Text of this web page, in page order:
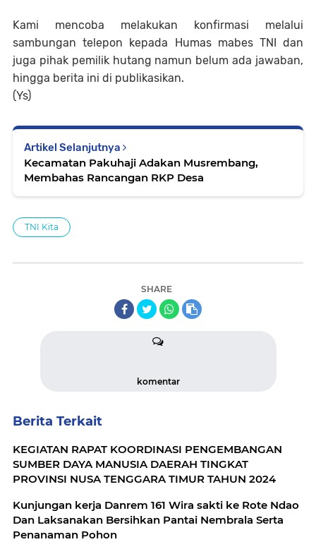
Kami mencoba melakukan konfirmasi melalui
sambungan telepon kepada Humas mabes TNI dan
juga pihak pemilik hutang namun belum ada jawaban,
hingga berita ini di publikasikan.
(Ys)
Artikel Selanjutnya
Kecamatan Pakuhaji Adakan Musrembang,
Membahas Rancangan RKP Desa
TNI Kita
SHARE
komentar
Berita Terkait
KEGIATAN RAPAT KOORDINASI PENGEMBANGAN
SUMBER DAYA MANUSIA DAERAH TINGKAT
PROVINSI NUSA TENGGARA TIMUR TAHUN 2024
Kunjungan kerja Danrem 161 Wira sakti ke Rote Ndao
Dan Laksanakan Bersihkan Pantai Nembrala Serta
Penanaman Pohon